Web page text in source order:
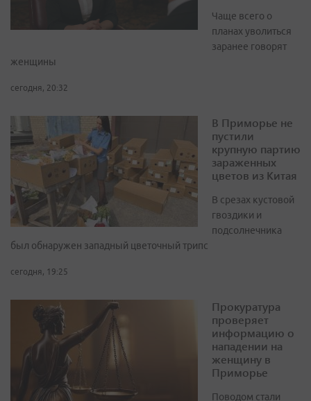
Чаще всего о
планах уволиться
заранее говорят
женщины
сегодня, 20:32
В Приморье не
пустили
крупную партию
зараженных
цветов из Китая
В срезах кустовой
гвоздики и
подсолнечника
был обнаружен западный цветочный трипс
сегодня, 19:25
Прокуратура
проверяет
информацию о
нападении на
женщину в
Приморье
Поводом стали